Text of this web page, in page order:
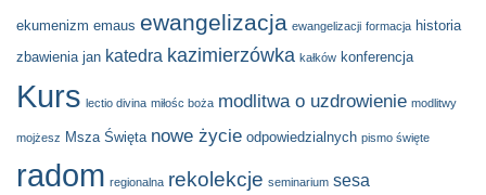
ekumenizm emaus ewangelizacja ewangelizacji formacja historia
zbawienia jan katedra kazimierzówka kałków konferencja
Kurs lectio divina miłośc boża modlitwa o uzdrowienie modlitwy
mojżesz Msza Święta nowe życie odpowiedzialnych pismo święte
radom regionalna rekolekcje seminarium sesa